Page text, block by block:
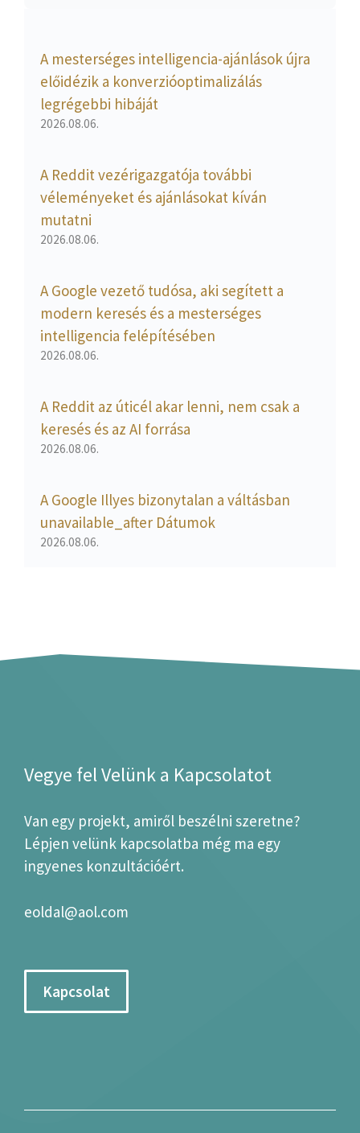
A mesterséges intelligencia-ajánlások újra
előidézik a konverzióoptimalizálás
legrégebbi hibáját
2026.08.06.
A Reddit vezérigazgatója további
véleményeket és ajánlásokat kíván
mutatni
2026.08.06.
A Google vezető tudósa, aki segített a
modern keresés és a mesterséges
intelligencia felépítésében
2026.08.06.
A Reddit az úticél akar lenni, nem csak a
keresés és az AI forrása
2026.08.06.
A Google Illyes bizonytalan a váltásban
unavailable_after Dátumok
2026.08.06.
Vegye fel Velünk a Kapcsolatot
Van egy projekt, amiről beszélni szeretne?
Lépjen velünk kapcsolatba még ma egy
ingyenes konzultációért.
eoldal@aol.com
Kapcsolat